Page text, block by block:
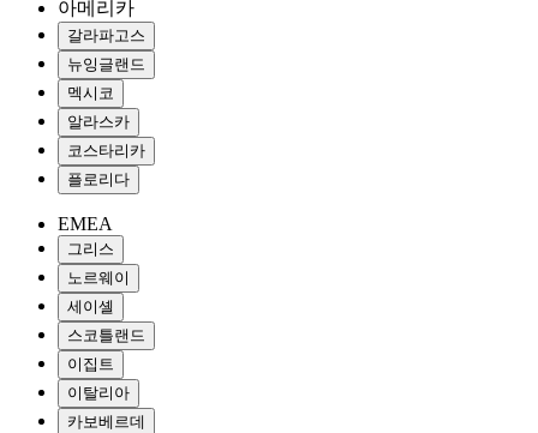
아메리카
갈라파고스
뉴잉글랜드
멕시코
알라스카
코스타리카
플로리다
EMEA
그리스
노르웨이
세이셸
스코틀랜드
이집트
이탈리아
카보베르데